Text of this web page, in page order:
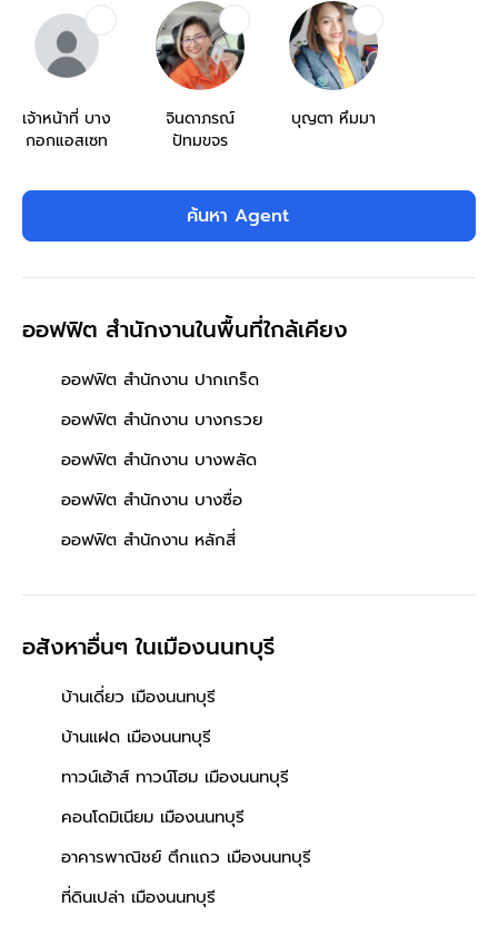
เจ้าหน้าที่ บาง
กอกแอสเซท
จินดาภรณ์
ปัทมขจร
บุญตา หึมมา
ค้นหา Agent
ออฟฟิต สำนักงานในพื้นที่ใกล้เคียง
ออฟฟิต สำนักงาน ปากเกร็ด
ออฟฟิต สำนักงาน บางกรวย
ออฟฟิต สำนักงาน บางพลัด
ออฟฟิต สำนักงาน บางซื่อ
ออฟฟิต สำนักงาน หลักสี่
อสังหาอื่นๆในเมืองนนทบุรี
บ้านเดี่ยว เมืองนนทบุรี
บ้านแฝด เมืองนนทบุรี
ทาวน์เฮ้าส์ ทาวน์โฮม เมืองนนทบุรี
คอนโดมิเนียม เมืองนนทบุรี
อาคารพาณิชย์ ตึกแถว เมืองนนทบุรี
ที่ดินเปล่า เมืองนนทบุรี